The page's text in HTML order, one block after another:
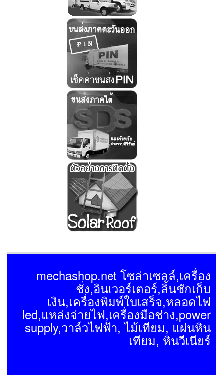
mechashop.net โซล่าเซลล์,เครื่อง
ชั่ง,อินเวอร์เตอร์,ลิ้นชักเก็บ
เงิน,เครื่องพิมพ์ใบเสร็จ,หลอดไฟ
led,แหล่งจ่ายไฟ,เครื่องมือช่าง,power
supply,วาล์วไฟฟ้า, ไม้เทียม, แผ่นหิน
เทียม, หินวีเนียร์